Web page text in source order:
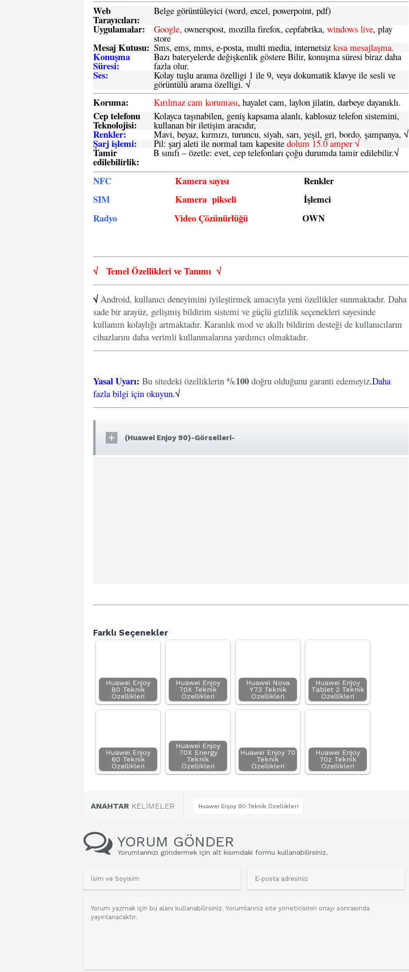
Web
Tarayıcıları:
Belge görüntüleyici (word, excel, powerpoint, pdf)
Uygulamalar: Google, ownerspost, mozilla firefox, cepfabrika, windows live, play
store
Mesaj Kutusu: Sms, ems, mms, e-posta, multi media, internetsiz kısa mesajlaşma.
Konuşma
Süresi:
Bazı bateryelerde değişkenlik göstere Bilir, konuşma süresi biraz daha
fazla olur.
Ses: Kolay tuşlu arama özelligi 1 ile 9, veya dokumatik klavye ile sesli ve
görüntülü arama özelligi. √
Koruma: Kırılmaz cam koruması, hayalet cam, laylon jilatin, darbeye dayanıklı.
Cep telefonu
Teknolojisi:
Kolayca taşınabilen, geniş kapsama alanlı, kablosuz telefon sistemini,
kullanan bir iletişim aracıdır,
Renkler: Mavi, beyaz, kırmızı, turuncu, siyah, sarı, yeşil, gri, bordo, şampanya, √
Şarj işlemi: Pil: şarj aleti ile normal tam kapesite dolum 15.0 amper √
Tamir
edilebilirlik:
B sınıfı – özetle: evet, cep telefonları çoğu durumda tamir edilebilir.√
NFC Kamera sayısı
Renkler
SIM
Kamera pikseli
İşlemci
Radyo
Video Çözünürlüğü OWN
√ Temel Özellikleri veTanımı √
√ Android, kullanıcı deneyimini iyileştirmek amacıyla yeni özellikler sunmaktadır. Daha
sade bir arayüz, gelişmiş bildirim sistemi ve güçlü gizlilik seçenekleri sayesinde
kullanım kolaylığı artmaktadır. Karanlık mod ve akıllı bildirim desteği de kullanıcıların
cihazlarını daha verimli kullanmalarına yardımcı olmaktadır.
Yasal Uyarı: Bu sitedeki özelliklerin %100 doğru olduğunu garanti edemeyiz.Daha
fazla bilgi için okuyun.√
(Huawei Enjoy 90)-Görselleri-
Farklı Seçenekler
Huawei Enjoy
80 Teknik
Özellikleri
Huawei Enjoy
70X Teknik
Özellikleri
Huawei Nova
Y73 Teknik
Özellikleri
Huawei Enjoy
Tablet 2 Teknik
Özellikleri
Huawei Enjoy
60 Teknik
Özellikleri
Huawei Enjoy
70X Energy
Teknik
Özellikleri
Huawei Enjoy 70
Teknik
Özellikleri
Huawei Enjoy
70z Teknik
Özellikleri
ANAHTAR KELİMELER Huawei Enjoy 90 Teknik Özellikleri
YORUM GÖNDER
Yorumlarınızı göndermek için alt kısımdaki formu kullanabilirsiniz.